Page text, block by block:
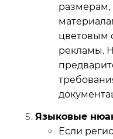
размерам,
цветовым
рекламы.
Языковые
Если